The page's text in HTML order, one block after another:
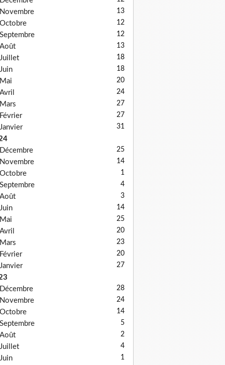
Novembre 13
Octobre 12
Septembre 12
Août 13
Juillet 18
Juin 18
Mai 20
Avril 24
Mars 27
Février 27
Janvier 31
Décembre
25
Novembre 14
Octobre 1
Septembre 4
Août 3
Juin 14
Mai 25
Avril 20
Mars 23
Février 20
Janvier 27
Décembre
28
Novembre 24
Octobre 14
Septembre 5
Août 2
Juillet 4
Juin 1